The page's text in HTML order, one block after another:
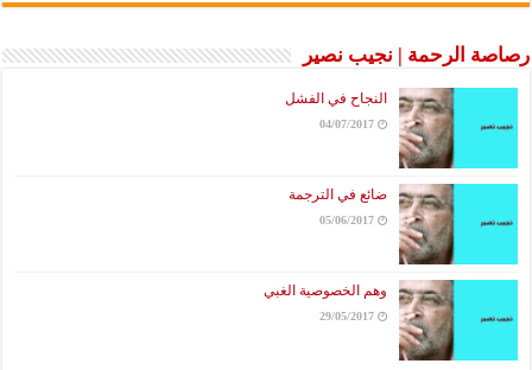
رصاصة الرحمة | نجيب نصير
النجاح في الفشل
04/07/2017
ضائع في الترجمة
05/06/2017
وهم الخصوصية الغبي
29/05/2017